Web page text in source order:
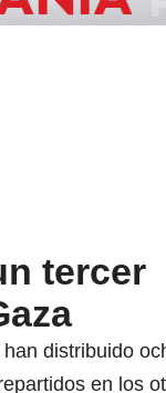
tercer
distribuido
en los